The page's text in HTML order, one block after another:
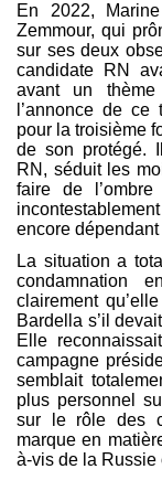
En 2022,
Zemmour, qui
sur ses deux
candidate RN
avant un
l’annonce de
pour la troisième
de son protégé.
RN, séduit les
faire de
encore dépendant
La situation a
condamnation
clairement
Bardella s’il
Elle
campagne
semblait
plus personnel
sur le rôle des
marque en
à-vis de la Russie